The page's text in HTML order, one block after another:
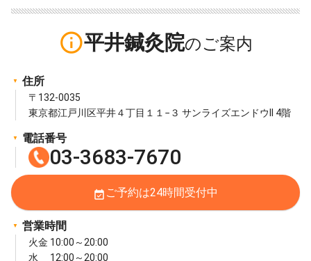
info_outline平井鍼灸院
住所
〒132-0035
東京都江戸川区平井４丁目１１−３ サンライズエンドウII 4階
電話番号
03-3683-7670
event_available ご予約は24時間受付中
営業時間
火金 10:00～20:00
水 12:00～20:00